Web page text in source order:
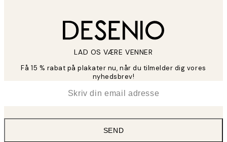
LAD OS VÆRE VENNER
Få 15 % rabat på plakater nu, når du tilmelder dig vores
nyhedsbrev!
SEND